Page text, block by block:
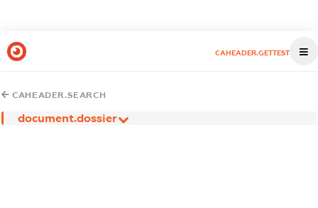
CAHEADER.GETTEST
CAHEADER.SEARCH
document.dossier